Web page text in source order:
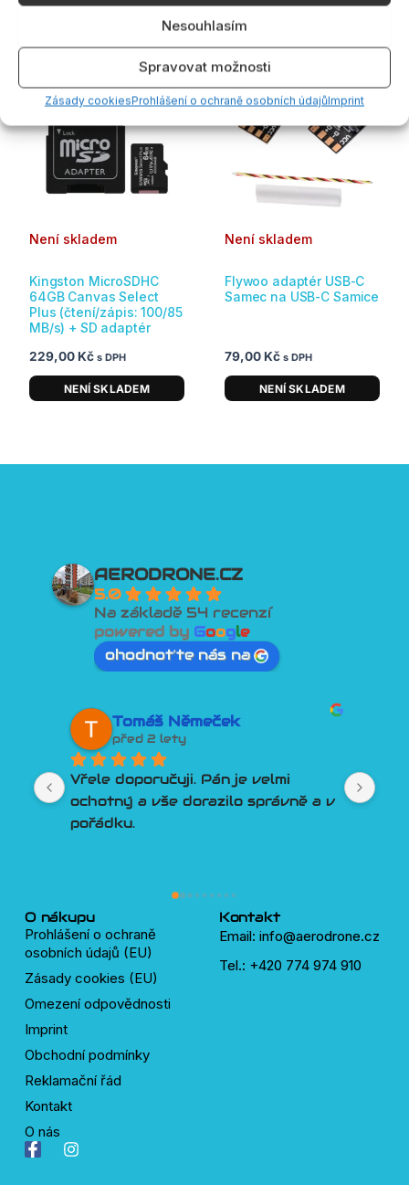
Nesouhlasím
Spravovat možnosti
Zásady cookiesProhlášení o ochraně osobních údajůImprint
Není skladem
Kingston MicroSDHC
64GB Canvas Select
Plus (čtení/zápis: 100/85
MB/s) + SD adaptér
229,00 Kč s DPH
NENÍ SKLADEM
Není skladem
Flywoo adaptér USB-C
Samec na USB-C Samice
79,00 Kč s DPH
NENÍ SKLADEM
F
I
AERODRONE.CZ
5.0
Na základě 54 recenzí
powered by Google
ohodnoťte nás na
Tomáš Němeček
před 2 lety
Vřele doporučuji. Pán je velmi
ochotný a vše dorazilo správně a v
pořádku.
Lepší
O nákupu
Prohlášení o ochraně
osobních údajů (EU)
Zásady cookies (EU)
Omezení odpovědnosti
Imprint
Obchodní podmínky
Reklamační řád
Kontakt
O nás
Kontakt
Email: info@aerodrone.cz
Tel.: +420 774 974 910